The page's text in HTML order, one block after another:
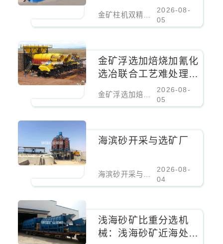
本降低百分之二十
2026-08-
05
金矿浮选加焙烧加氰化
选冶联合工艺难处理金
2026-08-
05
海滨砂开采与选矿厂
2026-08-
04
浅海砂矿比重分选机
械：浅海砂矿近海处理